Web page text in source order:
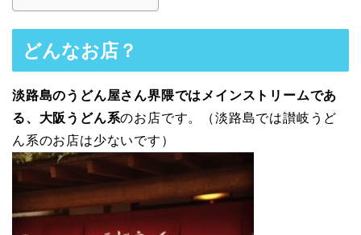
どんなお店？
淡路島のうどん屋さん界隈ではメインストリームであ
る、大阪うどん系のお店です。（淡路島では讃岐うど
ん系のお店は少ないです）